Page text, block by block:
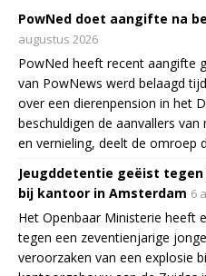
PowNed doet aangifte na
augustus 2026
PowNed heeft recent aangifte
van PowNews werd belaagd
over een dierenpension in het
beschuldigen de aanvallers
en vernieling, deelt de omroep
Jeugddetentie geëist tegen
bij kantoor in Amsterdam 6
Het Openbaar Ministerie heeft
tegen een zeventienjarige
veroorzaken van een explosie